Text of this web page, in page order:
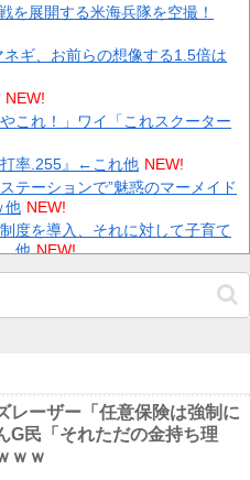
た男の弁護をした。そして数年
ンと同じくらいヤバい薬”が日本
てたｗｗｗｗｗ
『コレ』依存、めちゃくちゃ深
を展開する米海兵隊を空撮！
ネギ、お前らの想像する1.5倍は
NEW!
これ！」ワイ「これスクーター
率.255』←これ他 NEW!
テーションで”魅惑のマーメイド
他 NEW!
度を導入、それに対して子育て
他 NEW!
希少血液Jr(a-)を提供「韓国内
た」※今回で4回目他
ホに行きたすぎてご乱心ｗｗｗ
ぱりドスケベだったｗｗｗｗｗ
でお酒飲んだw(パシャ」 NEW!
ンがHすぎる… NEW!
にXを更新！その内容がガチで
レーザー「任意保険は強制に
G民「それただの金持ち理
ｗｗ